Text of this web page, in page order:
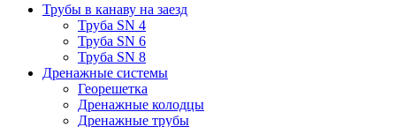
Трубы в канаву на заезд
Труба SN 4
Труба SN 6
Труба SN 8
Дренажные системы
Георешетка
Дренажные колодцы
Дренажные трубы